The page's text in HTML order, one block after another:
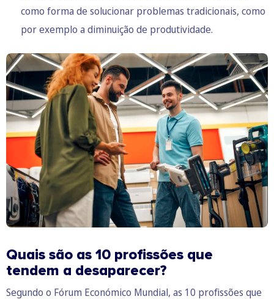
como forma de solucionar problemas tradicionais, como
por exemplo a diminuição de produtividade.
Quais são as 10 profissões que
tendem a desaparecer?
Segundo o Fórum Económico Mundial, as 10 profissões que